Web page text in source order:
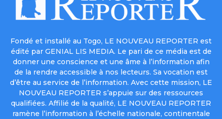
Fondé et installé au Togo, LE NOUVEAU REPORTER est
édité par GENIAL LIS MEDIA. Le pari de ce média est de
donner une conscience et une âme à l’information afin
de la rendre accessible à nos lecteurs. Sa vocation est
d’être au service de l’information. Avec cette mission, LE
NOUVEAU REPORTER s’appuie sur des ressources
qualifiées. Affilié de la qualité, LE NOUVEAU REPORTER
ramène l’information à l’échelle nationale, continentale